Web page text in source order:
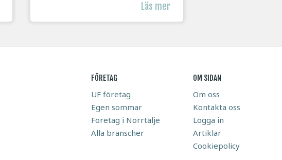
Läs mer
FÖRETAG
UF företag
Egen sommar
Företag i Norrtälje
Alla branscher
OM SIDAN
Om oss
Kontakta oss
Logga in
Artiklar
Cookiepolicy